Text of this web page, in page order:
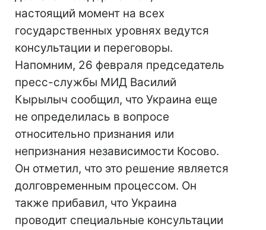
настоящий момент на всех
государственных уровнях ведутся
консультации и переговоры.
Напомним, 26 февраля председатель
пресс-службы МИД Василий
Кырылыч сообщил, что Украина еще
не определилась в вопросе
относительно признания или
непризнания независимости Косово.
Он отметил, что это решение является
долговременным процессом. Он
также прибавил, что Украина
проводит специальные консультации